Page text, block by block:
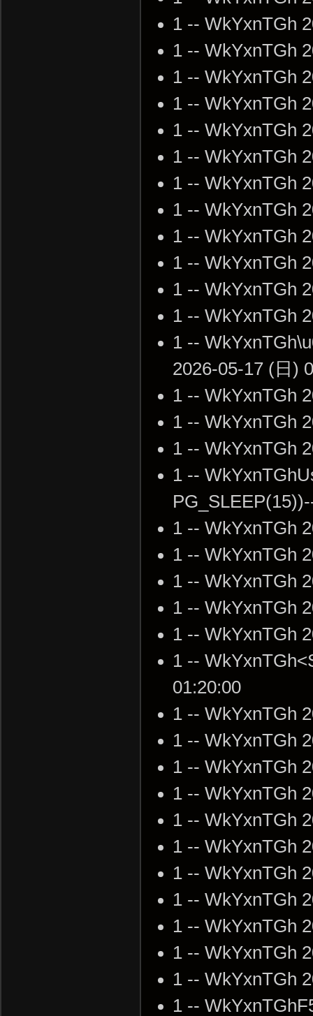
1 -- WkYxnTGh
1 -- WkYxnTGh
1 -- WkYxnTGh
1 -- WkYxnTGh
1 -- WkYxnTGh
1 -- WkYxnTGh
1 -- WkYxnTGh
1 -- WkYxnTGh
1 -- WkYxnTGh
1 -- WkYxnTGh
1 -- WkYxnTGh
1 -- WkYxnTGh
1 --
2026-05-17 (日)
1 -- WkYxnTGh
1 -- WkYxnTGh
1 -- WkYxnTGh
1 --
1 -- WkYxnTGh
1 -- WkYxnTGh
1 -- WkYxnTGh
1 -- WkYxnTGh
1 -- WkYxnTGh
1 --
01:20:00
1 -- WkYxnTGh
1 -- WkYxnTGh
1 -- WkYxnTGh
1 -- WkYxnTGh
1 -- WkYxnTGh
1 -- WkYxnTGh
1 -- WkYxnTGh
1 -- WkYxnTGh
1 -- WkYxnTGh
1 -- WkYxnTGh
1 -- WkYxnTGh
1 --